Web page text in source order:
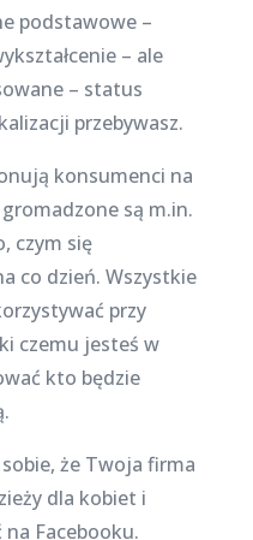
podstawowe –
– ale
– status
przebywasz.
konsumenci na
są m.in.
czym się
co dzień. Wszystkie
przy
czemu jesteś w
kto będzie
sobie, że Twoja firma
dla kobiet i
na Facebooku.